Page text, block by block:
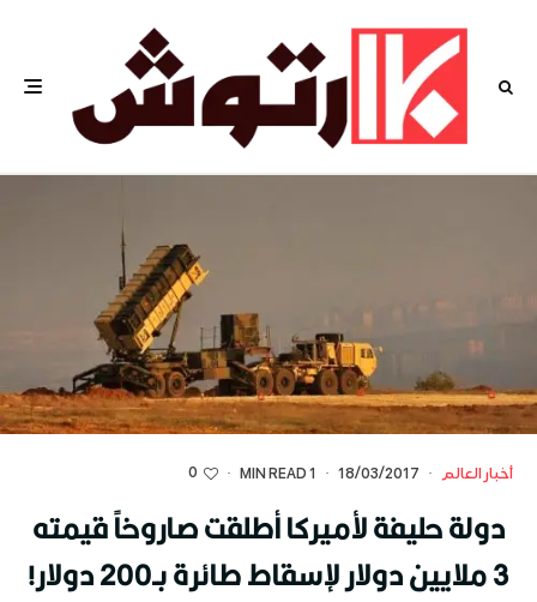
أخبار العالم ·
18/03/2017
·
1 MIN READ
·
0
دولة حليفة لأميركا أطلقت صاروخاً قيمته
3 ملايين دولار لإسقاط طائرة بـ200 دولار!